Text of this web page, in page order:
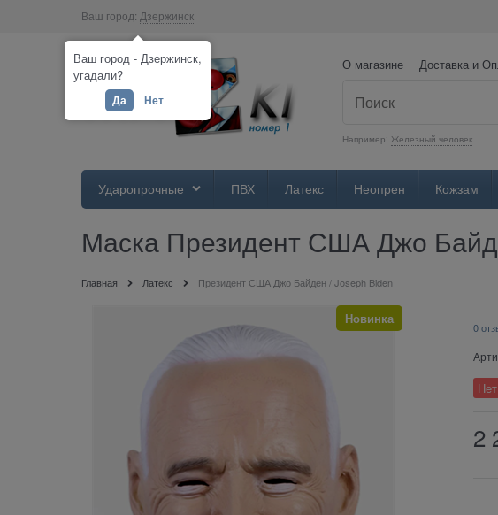
Ваш город: Дзержинск
О магазине Доставка и
Например: Железный человек
Ударопрочные ПВХ Латекс Неопрен Кожзам
Маска Президент США Джо
Главная Латекс Президент США Джо Байден / Joseph Biden
Новинка
0
2
Ваш город - Дзержинск,
угадали?
Да Нет